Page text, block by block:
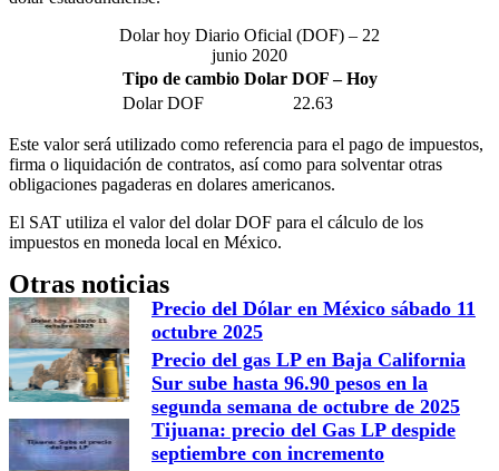
Dolar hoy Diario Oficial (DOF) – 22
junio 2020
Tipo de cambio Dolar DOF – Hoy
Dolar DOF
22.63
Este valor será utilizado como referencia para el pago de impuestos,
firma o liquidación de contratos, así como para solventar otras
obligaciones pagaderas en dolares americanos.
El SAT utiliza el valor del dolar DOF para el cálculo de los
impuestos en moneda local en México.
Otras noticias
Precio del Dólar en México sábado 11
octubre 2025
Precio del gas LP en Baja California
Sur sube hasta 96.90 pesos en la
segunda semana de octubre de 2025
Tijuana: precio del Gas LP despide
septiembre con incremento